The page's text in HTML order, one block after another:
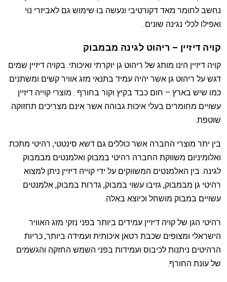
נחשב לחומר מאד דקורטיבי ונעשה בו שימוש גם לאביזרי נוי
ואפילו לכלי נגינה שונים .
קויה דיזיין – ריהוט לגינה מבמבוק
קויה דיזיין הינו מותג של ריהוט גן יוקרתי ואיכותי. בקויה דיזיין שמים
דגש על ריהוט גן אשר יהיה עמיד בתנאי מזג אוויר קשים ומשתנים
כמו שיש בארץ – חום כבד בקיץ וקור בחורף . מוצרי קוייה דיזיין
עשויים מחומרים בעלי איכות גבוהה אשר אינם מצריכים תחזוקה
שוטפת.
בין יתר מוצרי החברה אשר כוללים גם דשא סינטטי, רהיטי מתכת
ואלומיניום משווקת החברה רהיטי במבוק ואלמנטים מבמבוק
לגינה. בין האלמנטים המשווקים על ידי קוייה דיזיין ניתן למצוא
רהיטי גן מבמבוק, גזיבו עשוי במבוק, גדרות במבוק, אלמנטים
עשויים במבוק מושחל וכיוצא באלה.
רהיטי הגן של קויה דיזיין עמידים ביותר בפני נזקי מזג האוויר
הישראלי ומצופים שכבת רטאן איכותית ועמידה ביותר, כריות
הרהיטים ניתנות לכיבוס ועמידות בפני השמש החזקה והגשמים
של עונת החורף.